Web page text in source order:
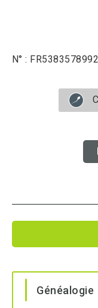
N° :
Généalogie